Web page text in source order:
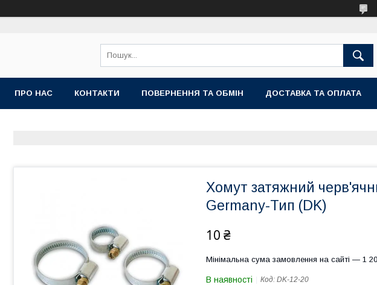
ПРО НАС КОНТАКТИ ПОВЕРНЕННЯ ТА ОБМІН ДОСТАВКА ТА ОПЛАТА
Хомут затяжний
Germany-Тип (DK)
10 ₴
Мінімальна сума замовлення на сайті — 1
В наявності Код: DK-12-20